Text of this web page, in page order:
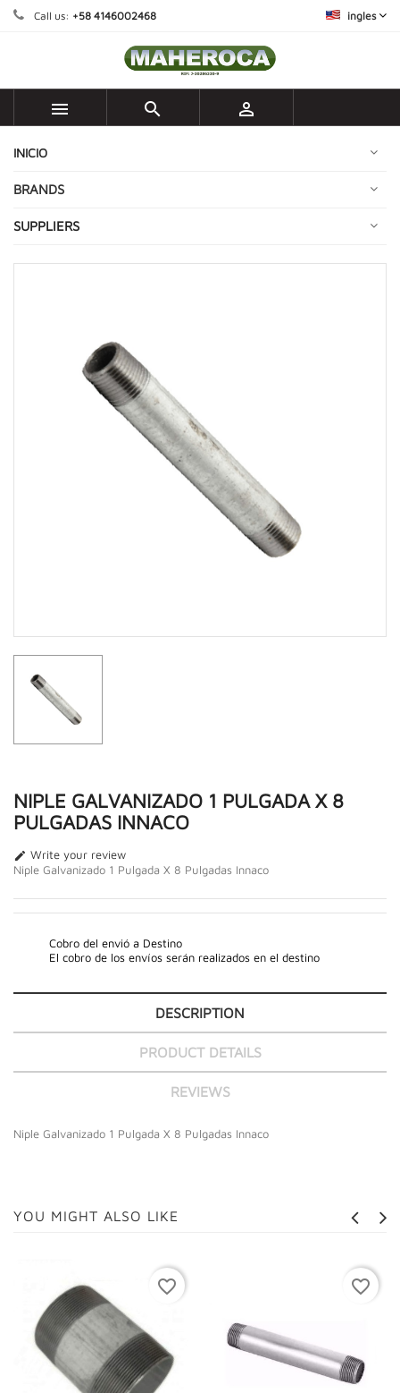
Call us: +58 4146002468 ingles
  
INICIO
BRANDS
SUPPLIERS
NIPLE GALVANIZADO 1 PULGADA X 8
PULGADAS INNACO
 Write your review
Niple Galvanizado 1 Pulgada X 8 Pulgadas Innaco
Cobro del envió a Destino
El cobro de los envíos serán realizados en el destino
DESCRIPTION
PRODUCT DETAILS
REVIEWS
Niple Galvanizado 1 Pulgada X 8 Pulgadas Innaco
YOU MIGHT ALSO LIKE
favorite_border favorite_border